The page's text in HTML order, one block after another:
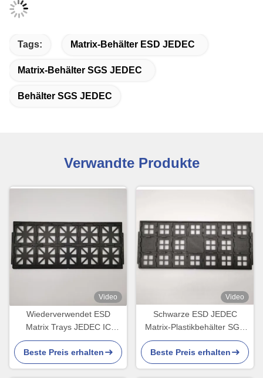
Tags: Matrix-Behälter ESD JEDEC
Matrix-Behälter SGS JEDEC
Behälter SGS JEDEC
Verwandte Produkte
Video
Wiederverwendet ESD
Matrix Trays JEDEC IC
Versandtray für optische
Geräte
Beste Preis erhalten
Video
Schwarze ESD JEDEC
Matrix-Plastikbehälter SGS
für elektronische Produkte
Beste Preis erhalten